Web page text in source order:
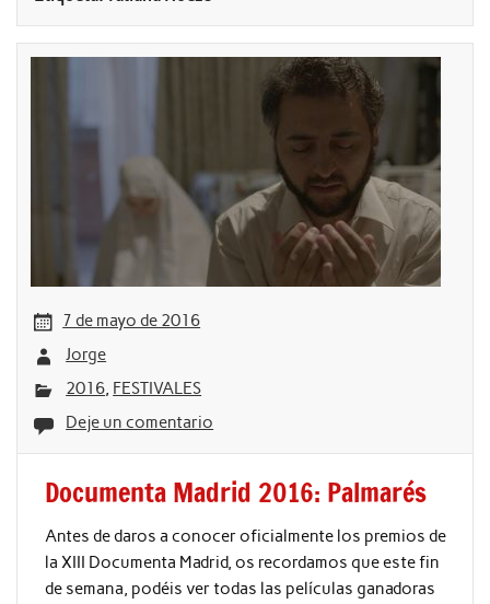
7 de mayo de 2016
Jorge
2016, FESTIVALES
Deje un comentario
Documenta Madrid 2016: Palmarés
Antes de daros a conocer oficialmente los premios de
la XIII Documenta Madrid, os recordamos que este fin
de semana, podéis ver todas las películas ganadoras